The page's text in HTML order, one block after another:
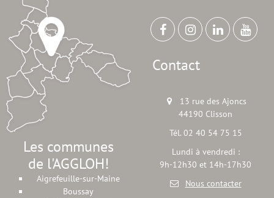
Les communes
de l'AGGLOH!
Aigrefeuille-sur-Maine
Boussay
Contact
13 rue des Ajoncs
44190 Clisson
Tél. 02 40 54 75 15
Lundi à vendredi :
9h-12h30 et 14h-17h30
Nous contacter